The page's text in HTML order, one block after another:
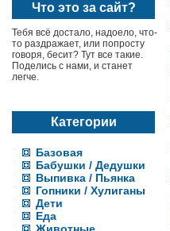
Что это за сайт?
Тебя всё достало, надоело, что-
то раздражает, или попросту
говоря, бесит? Тут все такие.
Поделись с нами, и станет
легче.
Категории
Базовая
Бабушки / Дедушки
Выпивка / Пьянка
Гопники / Хулиганы
Дети
Еда